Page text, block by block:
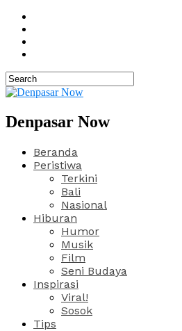
Denpasar Now
Beranda
Peristiwa
Terkini
Bali
Nasional
Hiburan
Humor
Musik
Film
Seni Budaya
Inspirasi
Viral!
Sosok
Tips